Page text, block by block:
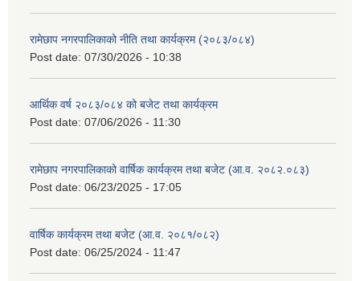
रामेछाप नगरपालिकाको नीति तथा कार्यक्रम (२०८३/०८४)
Post date: 07/30/2026 - 10:38
आर्थिक वर्ष २०८३/०८४ को बजेट तथा कार्यक्रम
Post date: 07/06/2026 - 11:30
रामेछाप नगरपालिकाको वार्षिक कार्यक्रम तथा बजेट (आ.व. २०८२.०८३)
Post date: 06/23/2025 - 17:05
वार्षिक कार्यक्रम तथा बजेट (आ.व. २०८१/०८२)
Post date: 06/25/2024 - 11:47